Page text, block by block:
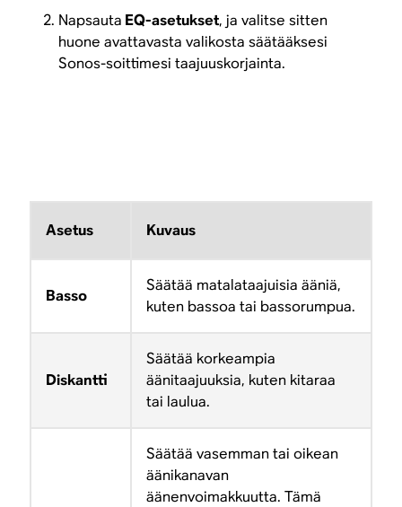
Napsauta EQ-asetukset, ja valitse sitten
huone avattavasta valikosta säätääksesi
Sonos-soittimesi taajuuskorjainta.
Asetus Kuvaus
Basso
Säätää matalataajuisia ääniä,
kuten bassoa tai bassorumpua.
Diskantti
Säätää korkeampia
äänitaajuuksia, kuten kitaraa
tai laulua.
Säätää vasemman tai oikean
äänikanavan
äänenvoimakkuutta. Tämä